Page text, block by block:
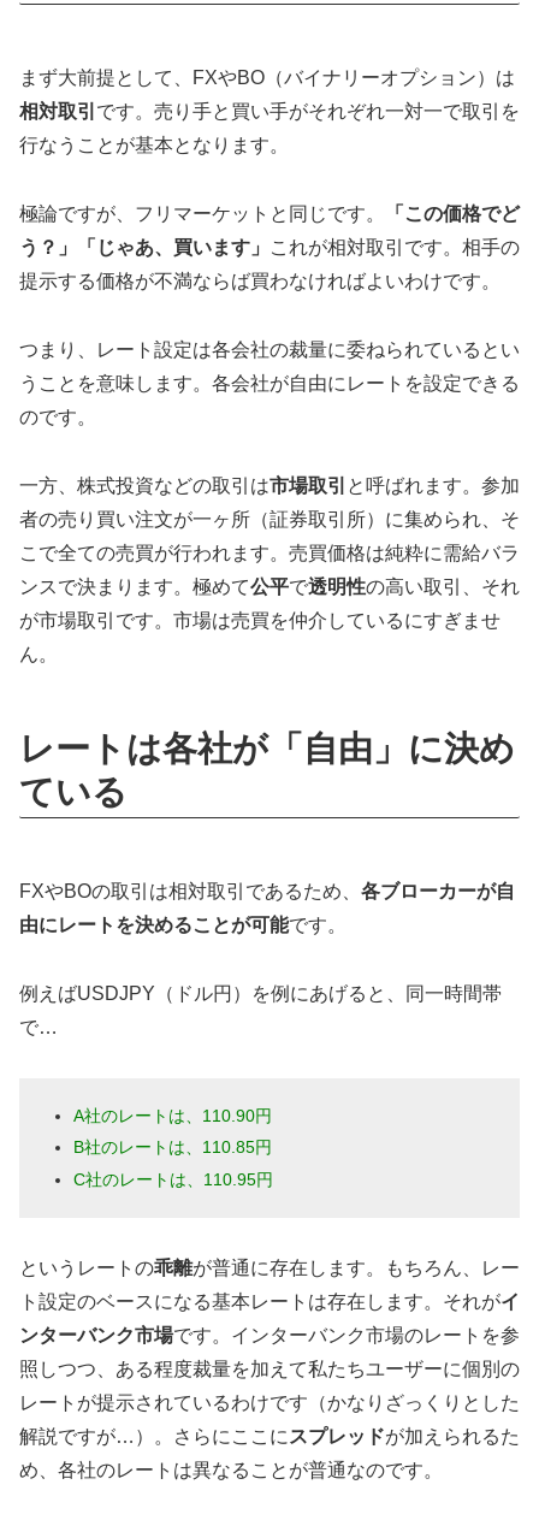
まず大前提として、FXやBO（バイナリーオプション）は
相対取引 です。売り手と買い手がそれぞれ一対一で取引を
行なうことが基本となります。
極論ですが、フリマーケットと同じです。
「この価格でど
う？」「じゃあ、買います」
これが相対取引です。相手の
提示する価格が不満ならば買わなければよいわけです。
つまり、レート設定は各会社の裁量に委ねられているとい
うことを意味します。各会社が自由にレートを設定できる
のです。
一方、株式投資などの取引は市場取引 と呼ばれます。参加
者の売り買い注文が一ヶ所（証券取引所）に集められ、そ
こで全ての売買が行われます。売買価格は純粋に需給バラ
ンスで決まります。極めて公平で透明性の高い取引、それ
が市場取引です。市場は売買を仲介しているにすぎませ
ん。
レートは各社が「自由」に決め
ている
FXやBOの取引は相対取引であるため、 各ブローカーが自
由にレートを決めることが可能です。
例えばUSDJPY（ドル円）を例にあげると、同一時間帯
で…
A社のレートは、110.90円
B社のレートは、110.85円
C社のレートは、110. 95円
というレートの乖離が普通に存在します。もちろん、レー
ト設定のベースになる基本レートは存在します。それがイ
ンターバンク市場です。インターバンク市場のレートを参
照しつつ、ある程度裁量を加えて私たちユーザーに個別の
レートが提示されているわけです（かなりざっくりとした
解説ですが…）。さらにここにスプレッドが加えられるた
め、各社のレートは異なることが普通なのです。